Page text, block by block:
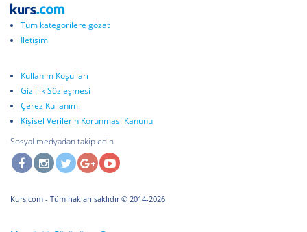
Tüm kategorilere gözat
İletişim
Kullanım Koşulları
Gizlilik Sözleşmesi
Çerez Kullanımı
Kişisel Verilerin Korunması Kanunu
Sosyal medyadan takip edin
Kurs.com - Tüm hakları saklıdır © 2014-2026